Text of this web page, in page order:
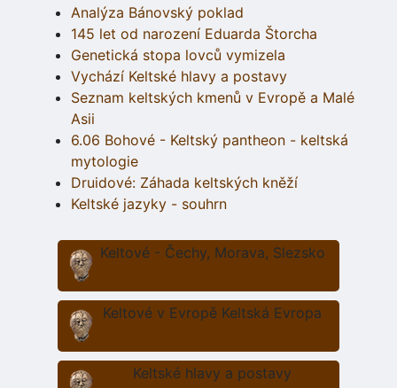
Analýza Bánovský poklad
145 let od narození Eduarda Štorcha
Genetická stopa lovců vymizela
Vychází Keltské hlavy a postavy
Seznam keltských kmenů v Evropě a Malé
Asii
6.06 Bohové - Keltský pantheon - keltská
mytologie
Druidové: Záhada keltských kněží
Keltské jazyky - souhrn
Keltové - Čechy, Morava, Slezsko
Keltové v Evropě Keltská Evropa
Keltské hlavy a postavy